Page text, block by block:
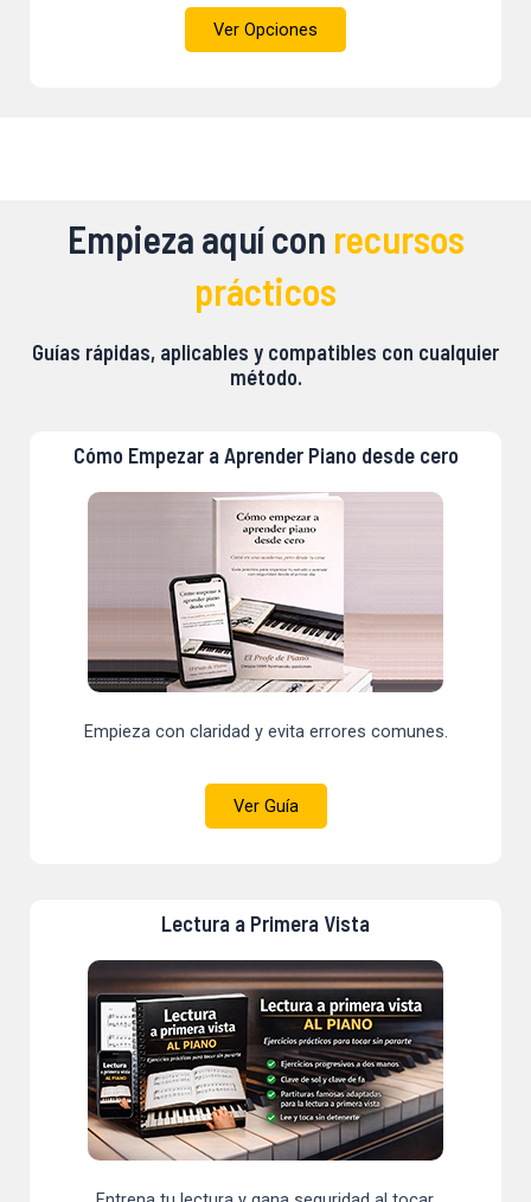
Ver Opciones
Empieza aquí con recursos
prácticos
Guías rápidas, aplicables y compatibles con cualquier
método.
Cómo Empezar a Aprender Piano desde cero
Empieza con claridad y evita errores comunes.
Ver Guía
Lectura a Primera Vista